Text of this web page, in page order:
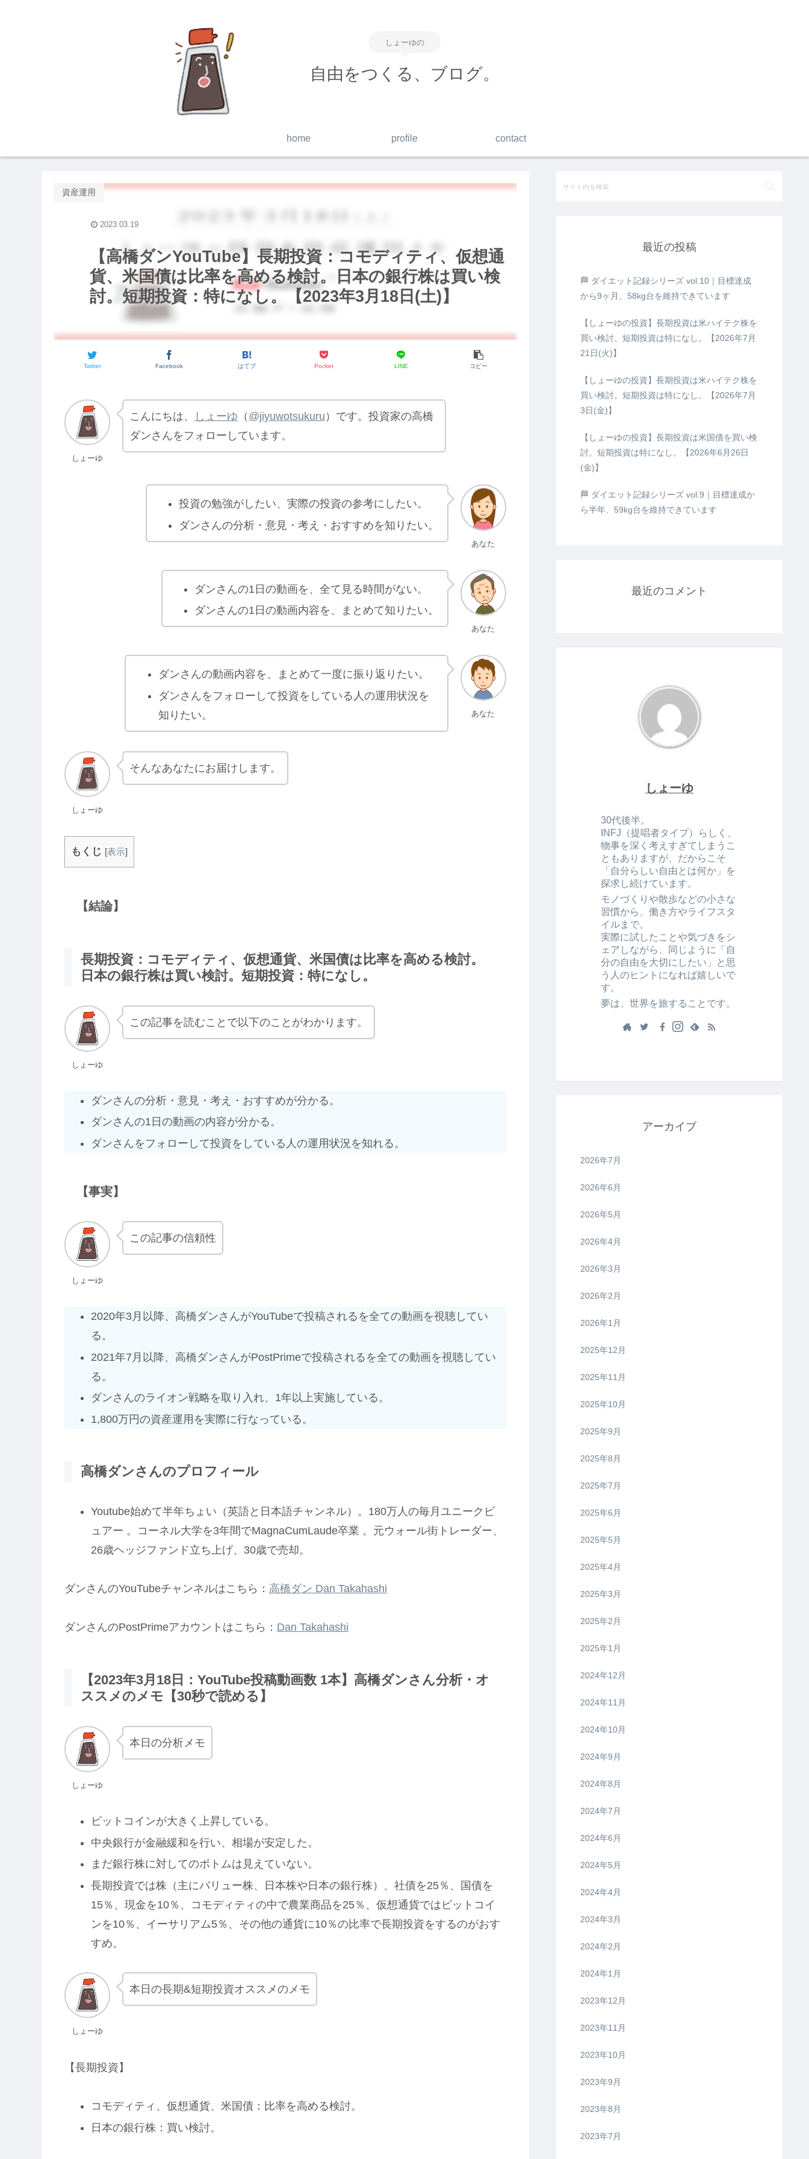
しょーゆの
自由をつくる、ブログ。
home profile contact
【高橋ダンYouTube】長期投資：コモディティ、仮想通
貨、米国債は比率を高める検討。日本の銀行株は買い検
討。短期投資：特になし。【2023年3月18日(土)】
資産運用
Twitter Facebook はてブ Pocket LINE コピー
2023.03.19
しょーゆ
こんにちは、 しょーゆ （ @jiyuwotsukuru ）です。投資家の高橋
ダンさんをフォローしています。
あなた
投資の勉強がしたい、実際の投資の参考にしたい。
ダンさんの分析・意見・考え・おすすめを知りたい。
あなた
ダンさんの1日の動画を、全て見る時間がない。
ダンさんの1日の動画内容を、まとめて知りたい。
あなた
ダンさんの動画内容を、まとめて一度に振り返りたい。
ダンさんをフォローして投資をしている人の運用状況を
知りたい。
しょーゆ
そんなあなたにお届けします。
もくじ [表示]
【結論】
長期投資：コモディティ、仮想通貨、米国債は比率を高める検討。
日本の銀行株は買い検討。短期投資：特になし。
しょーゆ
この記事を読むことで以下のことがわかります。
ダンさんの分析・意見・考え・おすすめが分かる。
ダンさんの1日の動画の内容が分かる。
ダンさんをフォローして投資をしている人の運用状況を知れる。
【事実】
しょーゆ
この記事の信頼性
2020年3月以降、高橋ダンさんがYouTubeで投稿されるを全ての動画を視聴してい
る。
2021年7月以降、高橋ダンさんがPostPrimeで投稿されるを全ての動画を視聴してい
る。
ダンさんのライオン戦略を取り入れ、1年以上実施している。
1,800万円の資産運用を実際に行なっている。
高橋ダンさんのプロフィール
Youtube始めて半年ちょい（英語と日本語チャンネル）。180万人の毎月ユニークビ
ュアー 。コーネル大学を3年間でMagnaCumLaude卒業 。元ウォール街トレーダー、
26歳ヘッジファンド立ち上げ、30歳で売却。
ダンさんのYouTubeチャンネルはこちら： 高橋ダン Dan Takahashi
ダンさんのPostPrimeアカウントはこちら： Dan Takahashi
【2023年3月18日：YouTube投稿動画数 1本】高橋ダンさん分析・オ
ススメのメモ【30秒で読める】
しょーゆ
本日の分析メモ
ビットコインが大きく上昇している。
中央銀行が金融緩和を行い、相場が安定した。
まだ銀行株に対してのボトムは見えていない。
長期投資では株（主にバリュー株、日本株や日本の銀行株）、社債を25％、国債を
15％、現金を10％、コモディティの中で農業商品を25％、仮想通貨ではビットコイ
ンを10％、イーサリアム5％、その他の通貨に10％の比率で長期投資をするのがおす
すめ。
しょーゆ
本日の長期&短期投資オススメのメモ
【長期投資】
コモディティ、仮想通貨、米国債：比率を高める検討。
日本の銀行株：買い検討。
最近の投稿
🏁 ダイエット記録シリーズ vol.10｜目標達成
から9ヶ月、58kg台を維持できています
【しょーゆの投資】長期投資は米ハイテク株を
買い検討。短期投資は特になし。【2026年7月
21日(火)】
【しょーゆの投資】長期投資は米ハイテク株を
買い検討。短期投資は特になし。【2026年7月
3日(金)】
【しょーゆの投資】長期投資は米国債を買い検
討。短期投資は特になし。【2026年6月26日
(金)】
🏁 ダイエット記録シリーズ vol.9｜目標達成か
ら半年、59kg台を維持できています
最近のコメント
しょーゆ
30代後半。
INFJ（提唱者タイプ）らしく、
物事を深く考えすぎてしまうこ
ともありますが、だからこそ
「自分らしい自由とは何か」を
探求し続けています。
モノづくりや散歩などの小さな
習慣から、働き方やライフスタ
イルまで。
実際に試したことや気づきをシ
ェアしながら、同じように「自
分の自由を大切にしたい」と思
う人のヒントになれば嬉しいで
す。
夢は、世界を旅することです。
アーカイブ
2026年7月
2026年6月
2026年5月
2026年4月
2026年3月
2026年2月
2026年1月
2025年12月
2025年11月
2025年10月
2025年9月
2025年8月
2025年7月
2025年6月
2025年5月
2025年4月
2025年3月
2025年2月
2025年1月
2024年12月
2024年11月
2024年10月
2024年9月
2024年8月
2024年7月
2024年6月
2024年5月
2024年4月
2024年3月
2024年2月
2024年1月
2023年12月
2023年11月
2023年10月
2023年9月
2023年8月
2023年7月